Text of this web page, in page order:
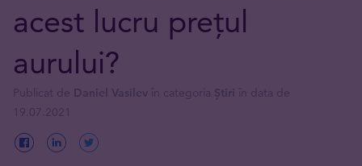
acest lucru prețul
aurului?